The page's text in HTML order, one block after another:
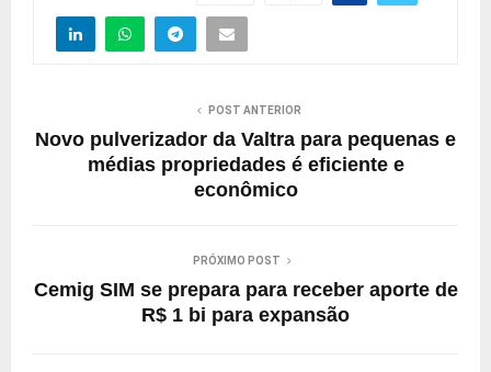
POST ANTERIOR
Novo pulverizador da Valtra para pequenas e
médias propriedades é eficiente e
econômico
PRÓXIMO POST
Cemig SIM se prepara para receber aporte de
R$ 1 bi para expansão